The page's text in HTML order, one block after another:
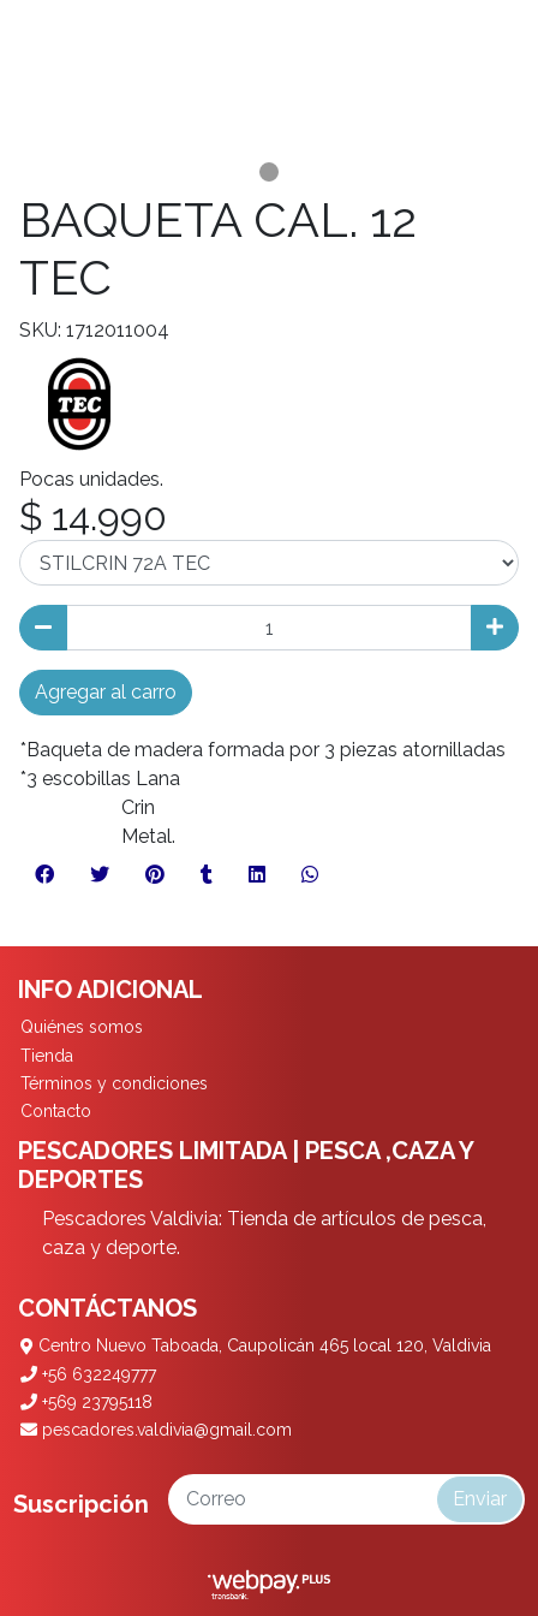
BAQUETA CAL. 12
TEC
SKU: 1712011004
Pocas unidades.
$ 14.990
Agregar al carro
*Baqueta de madera formada por 3 piezas atornilladas
*3 escobillas Lana
Crin
Metal.
INFO ADICIONAL
Quiénes somos
Tienda
Términos y condiciones
Contacto
PESCADORES LIMITADA | PESCA ,CAZA Y
DEPORTES
Pescadores Valdivia: Tienda de artículos de pesca,
caza y deporte.
CONTÁCTANOS
Centro Nuevo Taboada, Caupolicán 465 local 120, Valdivia
+56 632249777
+569 23795118
pescadores.valdivia@gmail.com
Suscripción Enviar